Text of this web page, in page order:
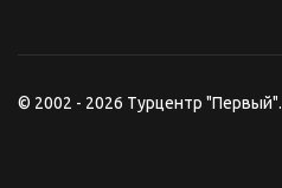
© 2002 - 2026 Турцентр "Первый".